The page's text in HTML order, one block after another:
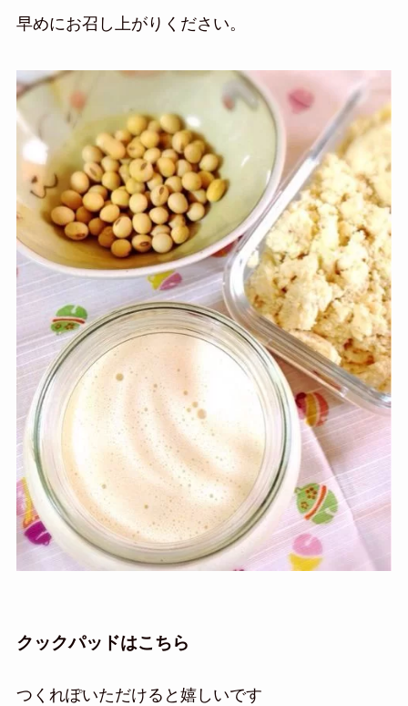
早めにお召し上がりください。
クックパッドはこちら
つくれぽいただけると嬉しいです